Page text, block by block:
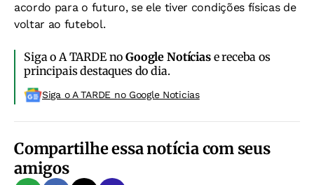
acordo para o futuro, se ele tiver condições físicas de
voltar ao futebol.
Siga o A TARDE noGoogle Notíciase receba os
principais destaques do dia.
Siga o A TARDE no Google Noticias
Compartilhe essa notícia com seus
amigos